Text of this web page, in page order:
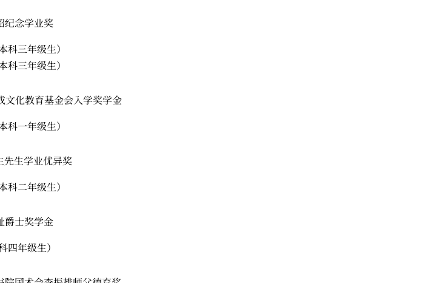
纪念学业奖
科三年级生）
科三年级生）
文化教育基金会入学奖学金
科一年级生）
先生学业优异奖
科二年级生）
爵士奖学金
四年级生）